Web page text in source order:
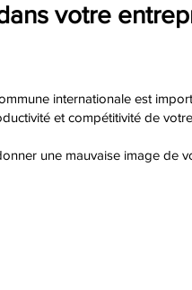
votre
internationale est
et compétitivité de votre
une mauvaise image de